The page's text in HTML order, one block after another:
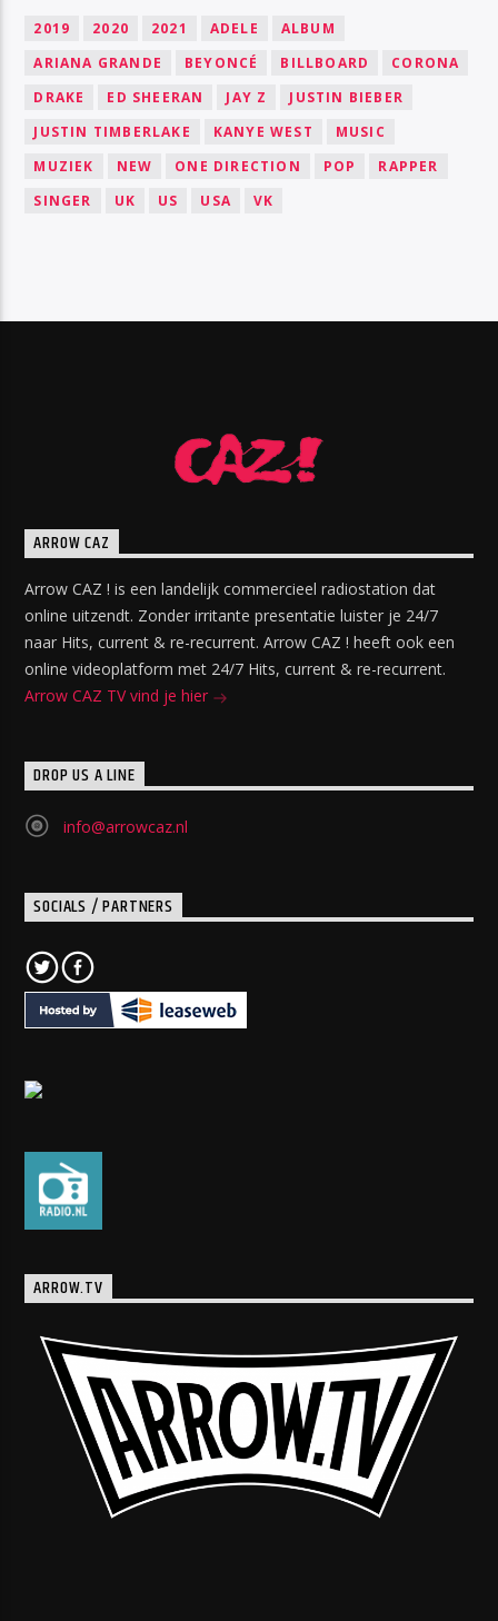
2019 2020 2021 ADELE
ALBUM
ARIANA GRANDE
BEYONCÉ BILLBOARD
CORONA
DRAKE
ED SHEERAN JAY Z
JUSTIN BIEBER
JUSTIN TIMBERLAKE
KANYE WEST
MUSIC
MUZIEK
NEW ONE DIRECTION POP
RAPPER
SINGER
UK US USA VK
ARROW CAZ
Arrow CAZ ! is een landelijk commercieel radiostation dat
online uitzendt. Zonder irritante presentatie luister je 24/7
naar Hits, current & re-recurrent. Arrow CAZ ! heeft ook een
online videoplatform met 24/7 Hits, current & re-recurrent.
Arrow CAZ TV vind je hier
DROP US A LINE
info@arrowcaz.nl
SOCIALS / PARTNERS
ARROW.TV